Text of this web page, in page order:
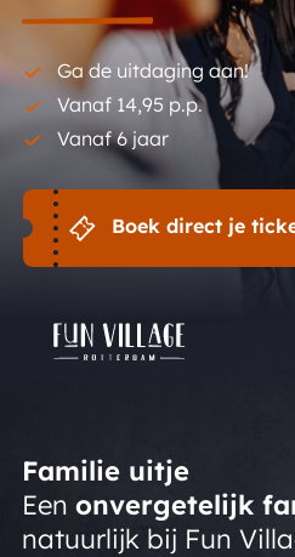
Ga de uitdaging aan!
Vanaf 14,95 p.p.
Vanaf 6 jaar
Boek direct je
Familie uitje
Een onvergetelijk
natuurlijk bij Fun